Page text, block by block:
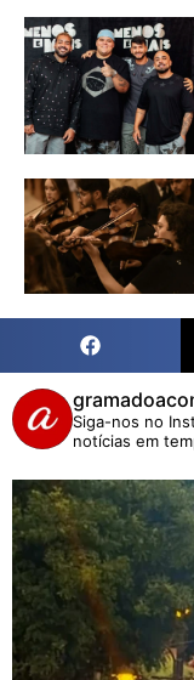
Siga-nos no
notícias em